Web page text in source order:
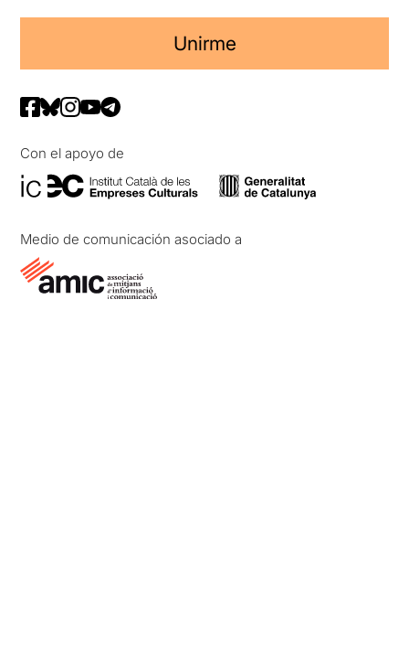
Unirme
Con el apoyo de
Medio de comunicación asociado a